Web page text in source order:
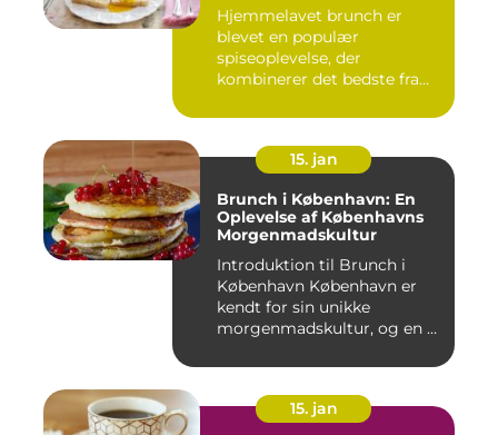
Hjemmelavet brunch er
blevet en populær
spiseoplevelse, der
kombinerer det bedste fra
15. jan
Brunch i København: En
Oplevelse af Københavns
Morgenmadskultur
Introduktion til Brunch i
København København er
kendt for sin unikke
morgenmadskultur, og en af
15. jan